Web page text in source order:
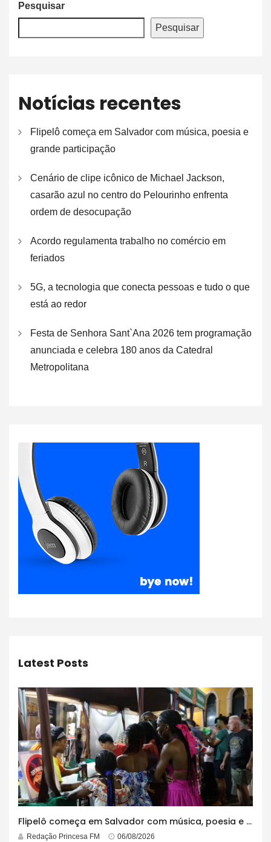
Pesquisar
Pesquisar
Notícias recentes
Flipelô começa em Salvador com música, poesia e
grande participação
Cenário de clipe icônico de Michael Jackson,
casarão azul no centro do Pelourinho enfrenta
ordem de desocupação
Acordo regulamenta trabalho no comércio em
feriados
5G, a tecnologia que conecta pessoas e tudo o que
está ao redor
Festa de Senhora Sant`Ana 2026 tem programação
anunciada e celebra 180 anos da Catedral
Metropolitana
Latest Posts
Flipelô começa em Salvador com música, poesia e grande participação
Redação Princesa FM 06/08/2026